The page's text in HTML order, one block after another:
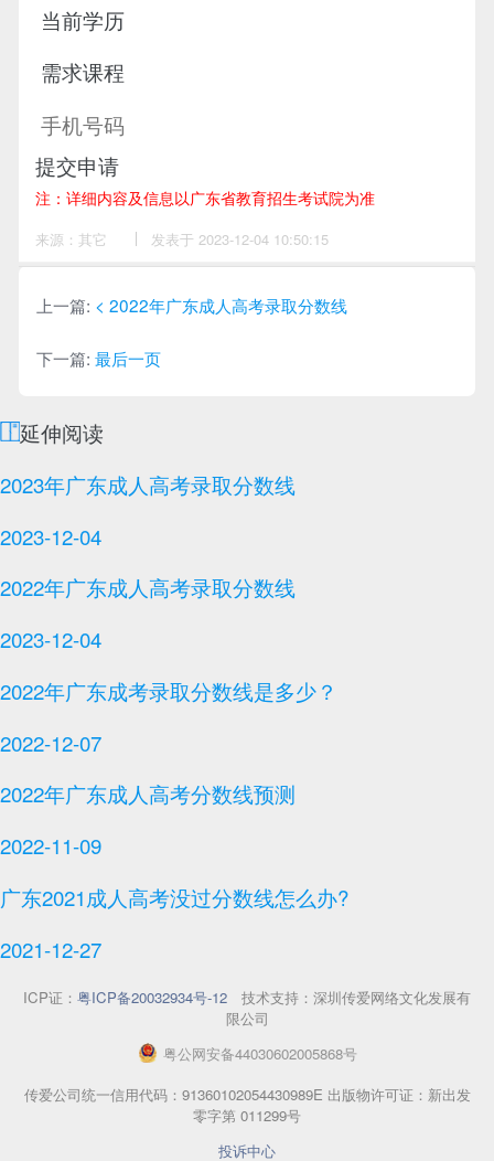
提交申请
注：详细内容及信息以广东省教育招生考试院为准
来源：其它
刘
师
发表于 2023-12-04 10:50:15
上一篇: < 2022年广东成人高考录取分数线
下一篇:最后一页
延伸阅读
2023年广东成人高考录取分数线
2023-12-04
2022年广东成人高考录取分数线
2023-12-04
2022年广东成考录取分数线是多少？
2022-12-07
2022年广东成人高考分数线预测
2022-11-09
广东2021成人高考没过分数线怎么办?
2021-12-27
ICP证： 粤ICP备20032934号-12 技术支持：深圳传爱网络文化发展有
限公司
粤公网安备44030602005868号
传爱公司统一信用代码：91360102054430989E 出版物许可证：新出发
零字第 011299号
投诉中心